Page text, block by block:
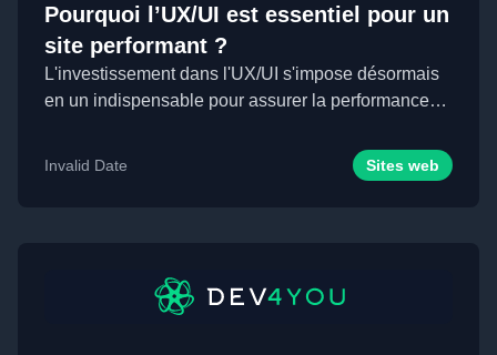
Pourquoi l’UX/UI est essentiel pour un
site performant ?
L'investissement dans l'UX/UI s'impose désormais
en un indispensable pour assurer la performance
Invalid Date Sites web